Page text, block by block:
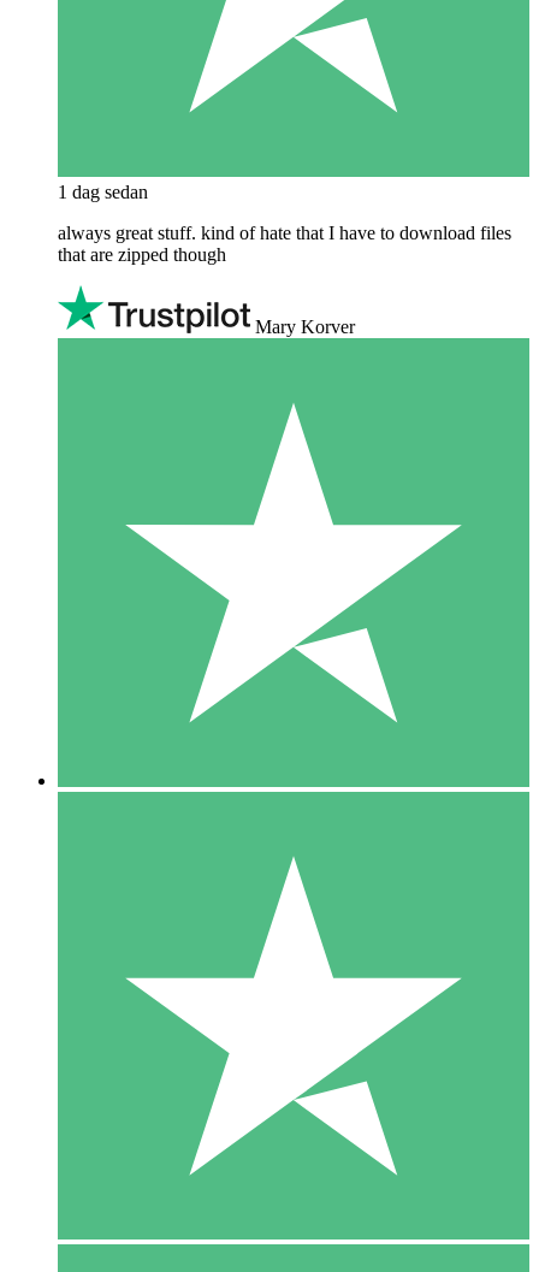
1 dag sedan
always great stuff. kind of hate that I have to download files
that are zipped though
Mary Korver